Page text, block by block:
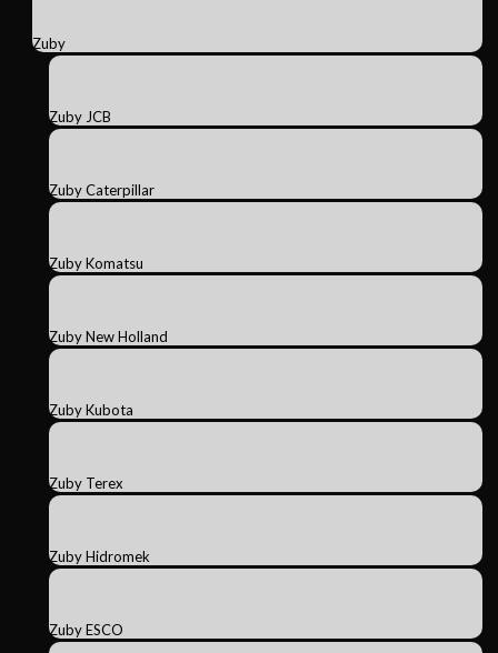
Zuby
Zuby JCB
Zuby Caterpillar
Zuby Komatsu
Zuby New Holland
Zuby Kubota
Zuby Terex
Zuby Hidromek
Zuby ESCO